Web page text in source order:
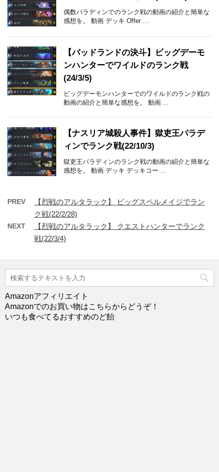
偶数パラディンでのランク戦の動画の紹介と簡単な
感想を。 動画 デッキ Offer ...
【バッドランドの決斗】ビッグデーモ
ンハンターでワイルドのランク戦
(24/3/5)
ビッグデーモンハンターでのワイルドのランク戦の
動画の紹介と簡単な感想を。 動画 ...
【ナスリア城殺人事件】獄吏王パラデ
ィンでランク戦(22/10/3)
獄吏王パラディンのランク戦の動画の紹介と簡単な
感想を。 動画 デッキ デッキコー ...
PREV
【烈戦のアルタラック】 ビッグスペルメイジでラン
ク戦(22/2/28)
NEXT
【烈戦のアルタラック】 クエストハンターでランク
戦(22/3/4)
Amazonアフィリエイト
Amazonでのお買い物はこちらからどうぞ！
いつも食べてるおすすめのど飴